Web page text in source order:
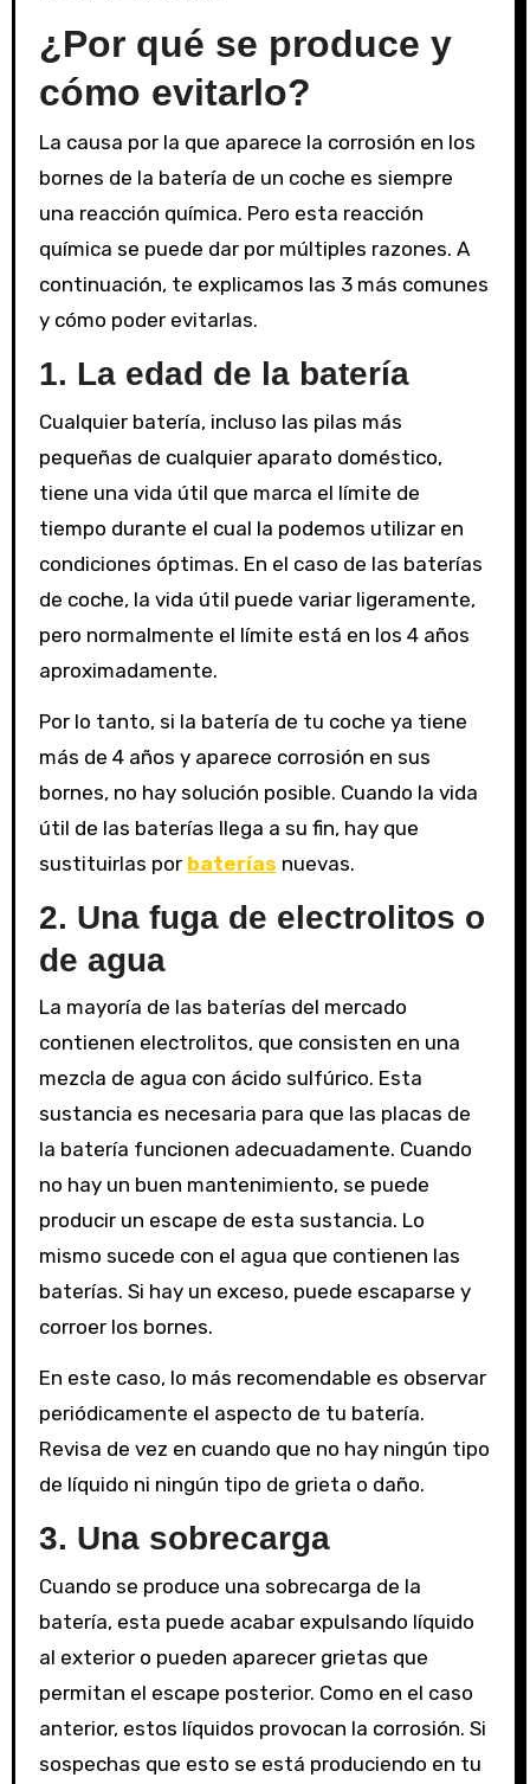
¿Por qué se produce y
cómo evitarlo?
La causa por la que aparece la corrosión en los
bornes de la batería de un coche es siempre
una reacción química. Pero esta reacción
química se puede dar por múltiples razones. A
continuación, te explicamos las 3 más comunes
y cómo poder evitarlas.
1. La edad de la batería
Cualquier batería, incluso las pilas más
pequeñas de cualquier aparato doméstico,
tiene una vida útil que marca el límite de
tiempo durante el cual la podemos utilizar en
condiciones óptimas. En el caso de las baterías
de coche, la vida útil puede variar ligeramente,
pero normalmente el límite está en los 4 años
aproximadamente.
Por lo tanto, si la batería de tu coche ya tiene
más de 4 años y aparece corrosión en sus
bornes, no hay solución posible. Cuando la vida
útil de las baterías llega a su fin, hay que
sustituirlas por baterías nuevas.
2. Una fuga de electrolitos o
de agua
La mayoría de las baterías del mercado
contienen electrolitos, que consisten en una
mezcla de agua con ácido sulfúrico. Esta
sustancia es necesaria para que las placas de
la batería funcionen adecuadamente. Cuando
no hay un buen mantenimiento, se puede
producir un escape de esta sustancia. Lo
mismo sucede con el agua que contienen las
baterías. Si hay un exceso, puede escaparse y
corroer los bornes.
En este caso, lo más recomendable es observar
periódicamente el aspecto de tu batería.
Revisa de vez en cuando que no hay ningún tipo
de líquido ni ningún tipo de grieta o daño.
3. Una sobrecarga
Cuando se produce una sobrecarga de la
batería, esta puede acabar expulsando líquido
al exterior o pueden aparecer grietas que
permitan el escape posterior. Como en el caso
anterior, estos líquidos provocan la corrosión. Si
sospechas que esto se está produciendo en tu